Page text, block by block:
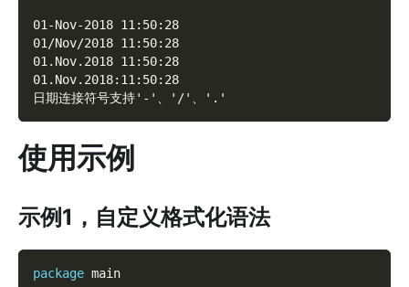
01-Nov-2018 11:50:28
01/Nov/2018 11:50:28
01.Nov.2018 11:50:28
01.Nov.2018:11:50:28
日期连接符号支持'-'、'/'、'.'
使用示例
示例1，自定义格式化语法
package main